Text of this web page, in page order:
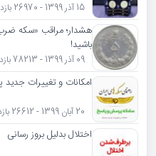
15 آذر 1399 - 26970 بازدید - 2 نظر
باشید!
09 آذر 1399 - 78213 بازدید - 60 نظر
امکانات و تغییرات
20 آبان 1399 - 26612 بازدید - 20 نظر
اختلال بدلیل بروز رسانی